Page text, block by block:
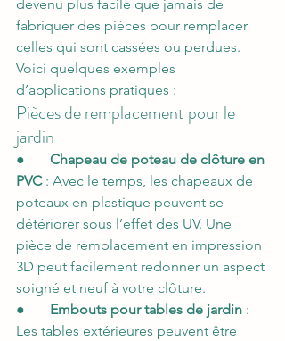
devenu plus facile que jamais de
fabriquer des pièces pour remplacer
celles qui sont cassées ou perdues.
Voici quelques exemples
d’applications pratiques :
Pièces de remplacement pour le
jardin
● Chapeau de poteau de clôture en
PVC : Avec le temps, les chapeaux de
poteaux en plastique peuvent se
détériorer sous l’effet des UV. Une
pièce de remplacement en impression
3D peut facilement redonner un aspect
soigné et neuf à votre clôture.
● Embouts pour tables de jardin :
Les tables extérieures peuvent être